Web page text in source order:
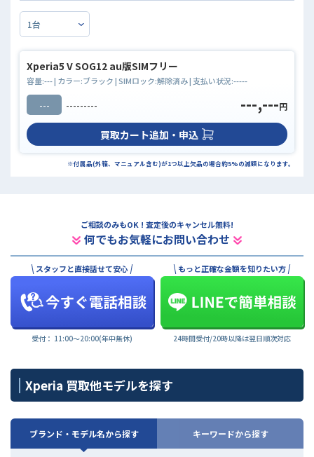
Xperia5 V SOG12 au版SIMフリー
容量:---| カラー:ブラック| SIMロック:解除済み| 支払い状況:-----
--- --------- ---,---円
買取カート追加・申込
※付属品(外箱、マニュアル含む)が1つ以上欠品の場合約5%の減額になります。
ご相談のみもOK ! 査定後のキャンセル無料!
何でもお気軽にお問い合わせ
スタッフと直接話せて安心
受付： 11:00〜20:00(年中無休)
もっと正確な金額を知りたい方
24時間受付/20時以降は翌日順次対応
Xperia 買取他モデルを探す
ブランド・モデル名から探す キーワードから探す